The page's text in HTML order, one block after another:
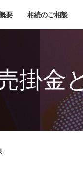
要 相続のご相談
掛金